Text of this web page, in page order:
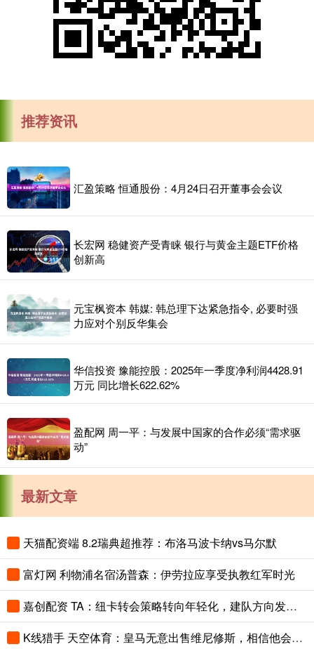
推荐资讯
汇盈策略 恒通股份：4月24日召开董事会会议
长宏网 稳健资产受青睐 银行与黄金主题ETF价格
创新高
元宝枫资本 韩媒: 韩总理下达紧急指令, 必要时强
力应对个别反华集会
华信投资 豫能控股：2025年一季度净利润4428.91
万元 同比增长622.62%
盈配网 周一平：与发展中国家的合作必须“需求驱
动”
最新文章
天猫配资端 8.2瑞典超推荐：布洛马波卡纳vs马尔默
富灯网 利物浦名宿汤普森：伊劳拉应享受执教红军时光
嘉创配资 TA：纽卡转会策略转向年轻化，建队方向发生转变
K线猎手 天空体育：皇马无意出售维尼修斯，相信他会续约